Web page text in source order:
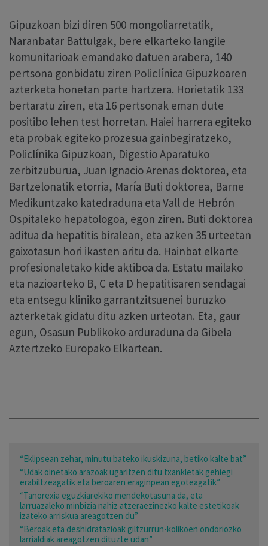
Gipuzkoan bizi diren 500 mongoliarretatik,
Naranbatar Battulgak, bere elkarteko langile
komunitarioak emandako datuen arabera, 140
pertsona gonbidatu ziren Policlínica Gipuzkoaren
azterketa honetan parte hartzera. Horietatik 133
bertaratu ziren, eta 16 pertsonak eman dute
positibo lehen test horretan. Haiei harrera egiteko
eta probak egiteko prozesua gainbegiratzeko,
Policlínika Gipuzkoan, Digestio Aparatuko
zerbitzuburua, Juan Ignacio Arenas doktorea, eta
Bartzelonatik etorria, María Buti doktorea, Barne
Medikuntzako katedraduna eta Vall de Hebrón
Ospitaleko hepatologoa, egon ziren. Buti doktorea
aditua da hepatitis biralean, eta azken 35 urteetan
gaixotasun hori ikasten aritu da. Hainbat elkarte
profesionaletako kide aktiboa da. Estatu mailako
eta nazioarteko B, C eta D hepatitisaren sendagai
eta entsegu kliniko garrantzitsuenei buruzko
azterketak gidatu ditu azken urteotan. Eta, gaur
egun, Osasun Publikoko arduraduna da Gibela
Aztertzeko Europako Elkartean.
“Eklipsean zehar, minutu bateko ikuskizuna, betiko kalte bat”
“Udak oinetako arazoak ugaritzen ditu txankletak gehiegi
erabiltzeagatik eta beroaren eraginpean egoteagatik”
“Tanorexia eguzkiarekiko mendekotasuna da, eta
larruazaleko minbizia nahiz atzeraezinezko kalte estetikoak
izateko arriskua areagotzen du”
“Beroak eta deshidratazioak giltzurrun-kolikoen ondoriozko
larrialdiak areagotzen dituzte udan”